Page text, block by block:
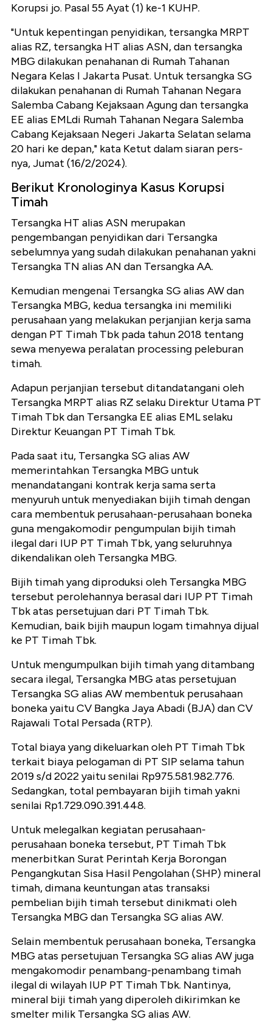
Korupsi jo. Pasal 55 Ayat (1) ke-1 KUHP.
"Untuk kepentingan penyidikan, tersangka MRPT
alias RZ, tersangka HT alias ASN, dan tersangka
MBG dilakukan penahanan di Rumah Tahanan
Negara Kelas I Jakarta Pusat. Untuk tersangka SG
dilakukan penahanan di Rumah Tahanan Negara
Salemba Cabang Kejaksaan Agung dan tersangka
EE alias EMLdi Rumah Tahanan Negara Salemba
Cabang Kejaksaan Negeri Jakarta Selatan selama
20 hari ke depan," kata Ketut dalam siaran pers-
nya, Jumat (16/2/2024).
Berikut Kronologinya Kasus Korupsi
Timah
Tersangka HT alias ASN merupakan
pengembangan penyidikan dari Tersangka
sebelumnya yang sudah dilakukan penahanan yakni
Tersangka TN alias AN dan Tersangka AA.
Kemudian mengenai Tersangka SG alias AW dan
Tersangka MBG, kedua tersangka ini memiliki
perusahaan yang melakukan perjanjian kerja sama
dengan PT Timah Tbk pada tahun 2018 tentang
sewa menyewa peralatan processing peleburan
timah.
Adapun perjanjian tersebut ditandatangani oleh
Tersangka MRPT alias RZ selaku Direktur Utama PT
Timah Tbk dan Tersangka EE alias EML selaku
Direktur Keuangan PT Timah Tbk.
Pada saat itu, Tersangka SG alias AW
memerintahkan Tersangka MBG untuk
menandatangani kontrak kerja sama serta
menyuruh untuk menyediakan bijih timah dengan
cara membentuk perusahaan-perusahaan boneka
guna mengakomodir pengumpulan bijih timah
ilegal dari IUP PT Timah Tbk, yang seluruhnya
dikendalikan oleh Tersangka MBG.
Bijih timah yang diproduksi oleh Tersangka MBG
tersebut perolehannya berasal dari IUP PT Timah
Tbk atas persetujuan dari PT Timah Tbk.
Kemudian, baik bijih maupun logam timahnya dijual
ke PT Timah Tbk.
Untuk mengumpulkan bijih timah yang ditambang
secara ilegal, Tersangka MBG atas persetujuan
Tersangka SG alias AW membentuk perusahaan
boneka yaitu CV Bangka Jaya Abadi (BJA) dan CV
Rajawali Total Persada (RTP).
Total biaya yang dikeluarkan oleh PT Timah Tbk
terkait biaya pelogaman di PT SIP selama tahun
2019 s/d 2022 yaitu senilai Rp975.581.982.776.
Sedangkan, total pembayaran bijih timah yakni
senilai Rp1.729.090.391.448.
Untuk melegalkan kegiatan perusahaan-
perusahaan boneka tersebut, PT Timah Tbk
menerbitkan Surat Perintah Kerja Borongan
Pengangkutan Sisa Hasil Pengolahan (SHP) mineral
timah, dimana keuntungan atas transaksi
pembelian bijih timah tersebut dinikmati oleh
Tersangka MBG dan Tersangka SG alias AW.
Selain membentuk perusahaan boneka, Tersangka
MBG atas persetujuan Tersangka SG alias AW juga
mengakomodir penambang-penambang timah
ilegal di wilayah IUP PT Timah Tbk. Nantinya,
mineral biji timah yang diperoleh dikirimkan ke
smelter milik Tersangka SG alias AW.